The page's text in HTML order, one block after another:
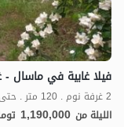
فيلا غابية في ماسال -
2 غرفة نوم . 120 متر . حتى 12 ضيف
الليلة من 1,190,000